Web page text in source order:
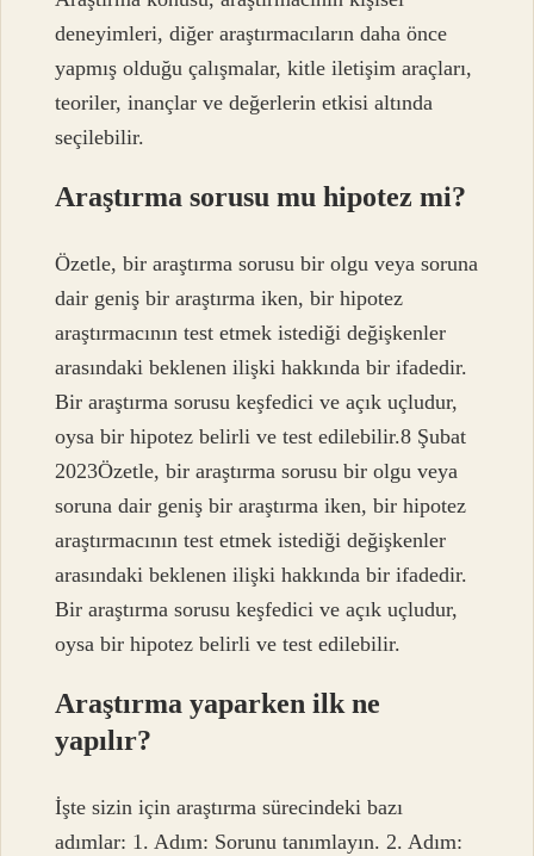
deneyimleri, diğer araştırmacıların daha önce
yapmış olduğu çalışmalar, kitle iletişim araçları,
teoriler, inançlar ve değerlerin etkisi altında
seçilebilir.
Araştırma sorusu mu hipotez mi?
Özetle, bir araştırma sorusu bir olgu veya soruna
dair geniş bir araştırma iken, bir hipotez
araştırmacının test etmek istediği değişkenler
arasındaki beklenen ilişki hakkında bir ifadedir.
Bir araştırma sorusu keşfedici ve açık uçludur,
oysa bir hipotez belirli ve test edilebilir.8 Şubat
2023Özetle, bir araştırma sorusu bir olgu veya
soruna dair geniş bir araştırma iken, bir hipotez
araştırmacının test etmek istediği değişkenler
arasındaki beklenen ilişki hakkında bir ifadedir.
Bir araştırma sorusu keşfedici ve açık uçludur,
oysa bir hipotez belirli ve test edilebilir.
Araştırma yaparken ilk ne
yapılır?
İşte sizin için araştırma sürecindeki bazı
adımlar: 1. Adım: Sorunu tanımlayın. 2. Adım: